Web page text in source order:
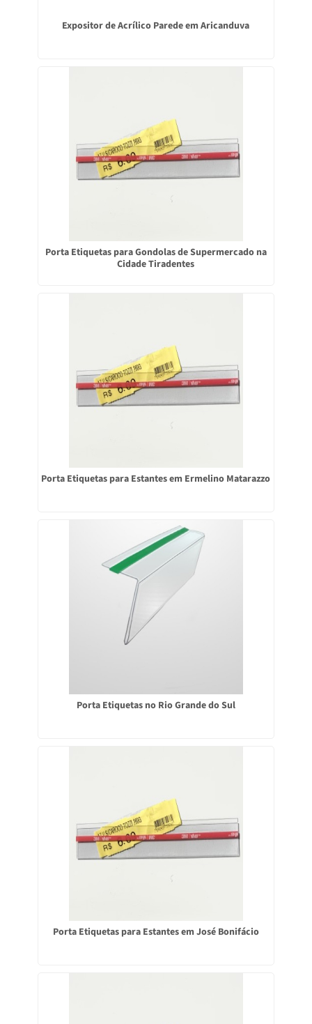
Expositor de Acrílico Parede em Aricanduva
Porta Etiquetas para Gondolas de Supermercado na
Cidade Tiradentes
Porta Etiquetas para Estantes em Ermelino Matarazzo
Porta Etiquetas no Rio Grande do Sul
Porta Etiquetas para Estantes em José Bonifácio